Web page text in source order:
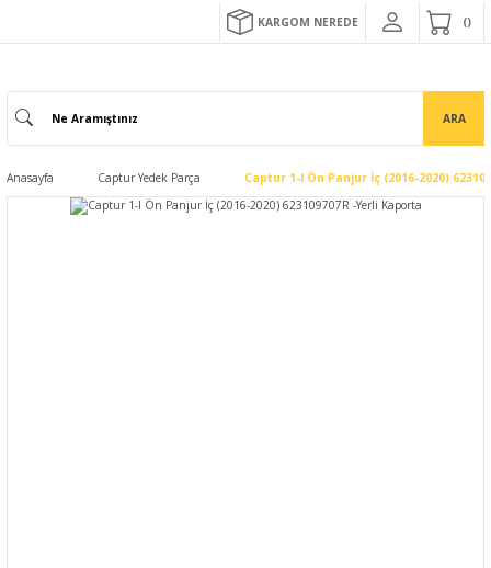
KARGOM NEREDE
ARA
Anasayfa Captur Yedek Parça Captur 1-I Ön Panjur İç (2016-2020)